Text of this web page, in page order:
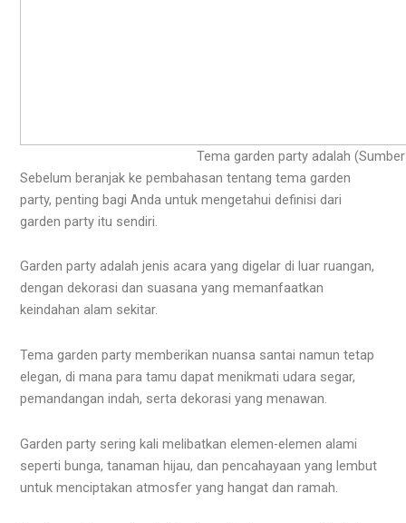
Tema garden party adalah
Sebelum beranjak ke pembahasan tentang tema garden
party, penting bagi Anda untuk mengetahui definisi dari
garden party itu sendiri.
Garden party adalah jenis acara yang digelar di luar ruangan,
dengan dekorasi dan suasana yang memanfaatkan
keindahan alam sekitar.
Tema garden party memberikan nuansa santai namun tetap
elegan, di mana para tamu dapat menikmati udara segar,
pemandangan indah, serta dekorasi yang menawan.
Garden party sering kali melibatkan elemen-elemen alami
seperti bunga, tanaman hijau, dan pencahayaan yang lembut
untuk menciptakan atmosfer yang hangat dan ramah.